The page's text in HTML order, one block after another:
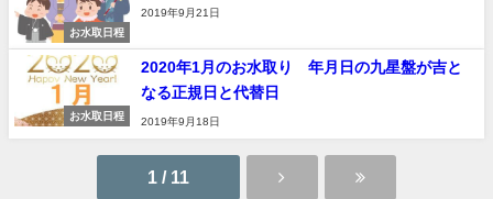
お水取日程
2019年9月21日
お水取日程
2020年1月のお水取り 年月日の九星盤が吉と
なる正規日と代替日
2019年9月18日
1 / 11